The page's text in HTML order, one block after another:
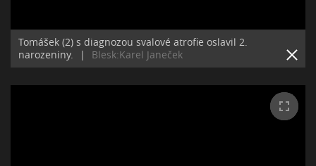
Tomášek (2) s diagnozou svalové atrofie oslavil 2.
narozeniny.
| Blesk:Karel Janeček